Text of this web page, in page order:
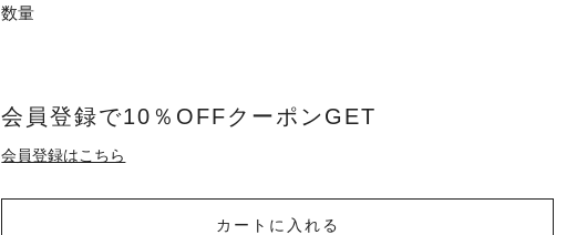
数量
会員登録で10％OFFクーポンGET
会員登録はこちら
カートに入れる